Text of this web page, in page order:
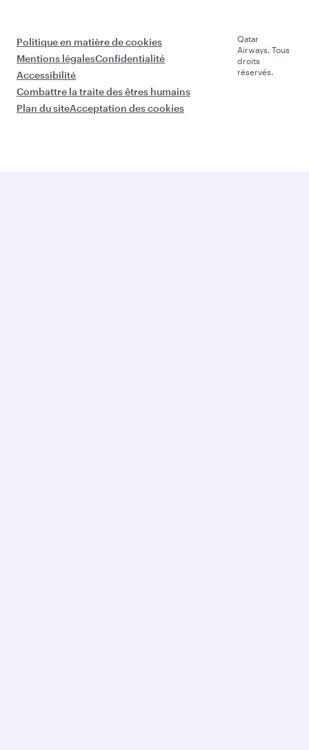
Politique en matière de cookies
Mentions légalesConfidentialité
Accessibilité
Combattre la traite des êtres humains
Plan du siteAcceptation des cookies
Qatar
Airways. Tous
droits
réservés.